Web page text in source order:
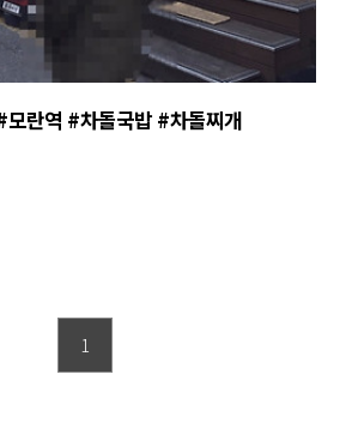
란역 #차돌국밥 #차돌찌개
1